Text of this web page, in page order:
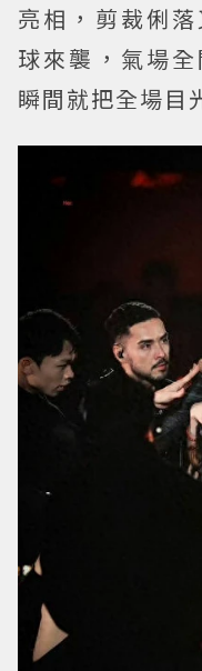
亮相，剪裁俐
球來襲，氣場
瞬間就把全場目